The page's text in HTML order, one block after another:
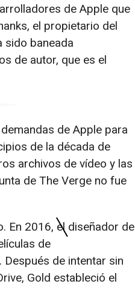
de Apple que
el propietario del
sido baneada
de autor, que es el
de Apple para
de la década de
archivos de vídeo y las
de The Verge no fue
En 2016, el diseñador de
de
de intentar sin
Gold estableció el